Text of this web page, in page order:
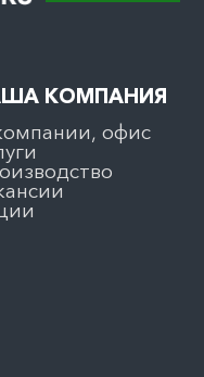
КОМПАНИЯ
офис